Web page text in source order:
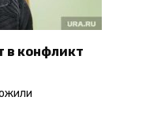
в конфликт